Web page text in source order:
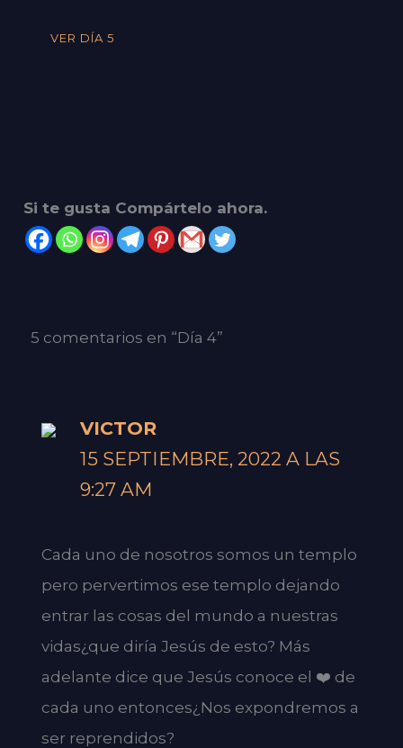
VER DÍA 5
Si te gusta Compártelo ahora.
5 comentarios en “Día 4”
VICTOR
15 SEPTIEMBRE, 2022 A LAS
9:27 AM
Cada uno de nosotros somos un templo
pero pervertimos ese templo dejando
entrar las cosas del mundo a nuestras
vidas¿que diría Jesús de esto? Más
adelante dice que Jesús conoce el ❤️ de
cada uno entonces¿Nos expondremos a
ser reprendidos?